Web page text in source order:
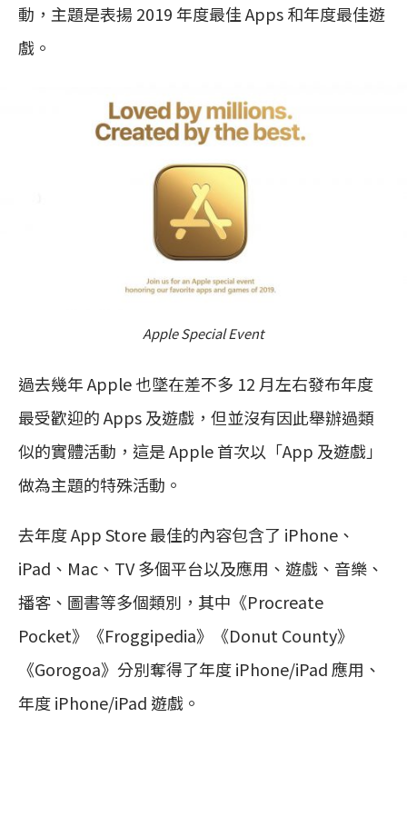
動，主題是表揚 2019 年度最佳 Apps 和年度最佳遊
戲。
Apple Special Event
過去幾年 Apple 也墜在差不多 12 月左右發布年度
最受歡迎的 Apps 及遊戲，但並沒有因此舉辦過類
似的實體活動，這是 Apple 首次以「App 及遊戲」
做為主題的特殊活動。
去年度 App Store 最佳的內容包含了 iPhone、
iPad、Mac、TV 多個平台以及應用、遊戲、音樂、
播客、圖書等多個類別，其中《Procreate
Pocket》《Froggipedia》《Donut County》
《Gorogoa》分別奪得了年度 iPhone/iPad 應用、
年度 iPhone/iPad 遊戲。